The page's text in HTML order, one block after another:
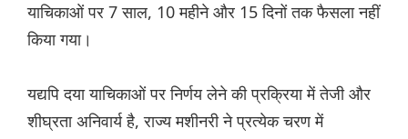
याचिकाओं पर 7 साल, 10 महीने और 15 दिनों तक फैसला नहीं
किया गया।
यद्यपि दया याचिकाओं पर निर्णय लेने की प्रक्रिया में तेजी और
शीघ्रता अनिवार्य है, राज्य मशीनरी ने प्रत्येक चरण में